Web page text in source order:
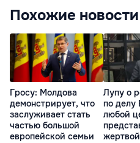
Похожие новости
Гросу: Молдова
демонстрирует, что
заслуживает стать
частью большой
европейской семьи
Лупу о
по делу
любой
жертвой